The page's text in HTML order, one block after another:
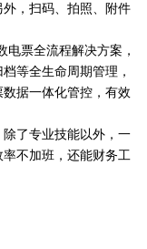
，扫码、拍照、附件
电票全流程解决方案，
等全生命周期管理，
据一体化管控，有效
了专业技能以外，一
不加班，还能财务工